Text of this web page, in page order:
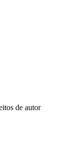
de autor